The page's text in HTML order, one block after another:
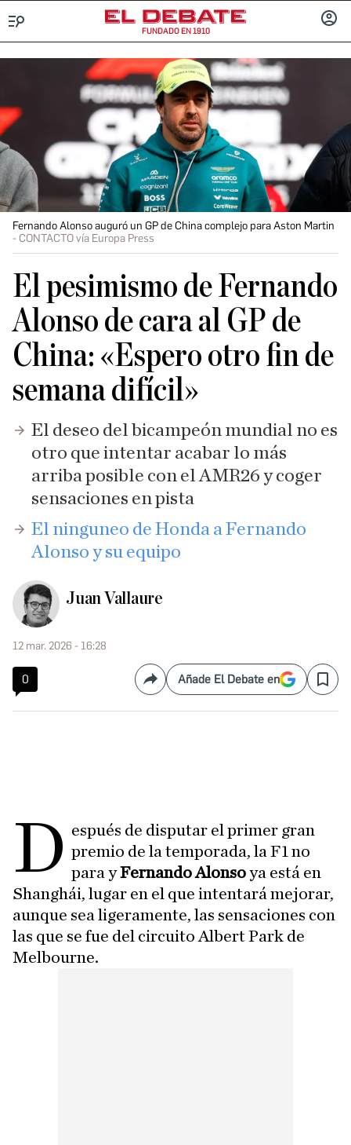
FUNDADO EN 1910
Fernando Alonso auguró un GP de China complejo para Aston Martin
CONTACTO vía Europa Press
El pesimismo de Fernando
Alonso de cara al GP de
China: «Espero otro fin de
semana difícil»
El deseo del bicampeón mundial no es
otro que intentar acabar lo más
arriba posible con el AMR26 y coger
sensaciones en pista
El ninguneo de Honda a Fernando
Alonso y su equipo
Juan Vallaure
12 mar. 2026 - 16:28
0 CompartirAñade El Debate en Save
D espués de disputar el primer gran
premio de la temporada, la F1 no
para yFernando Alonsoya está en
Shanghái, lugar en el que intentará mejorar,
aunque sea ligeramente, las sensaciones con
las que se fue del circuito Albert Park de
Melbourne.